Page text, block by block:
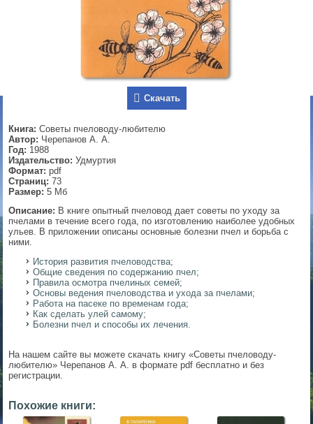
Скачать
Книга: Советы пчеловоду-любителю
Автор: Черепанов А. А.
Год: 1988
Издательство: Удмуртия
Формат: pdf
Страниц: 73
Размер: 5 Мб
Описание: В книге опытный пчеловод дает советы по уходу за
пчелами в течение всего года, по изготовлению наиболее удобных
ульев. В приложении описаны основные болезни пчел и борьба с
ними.
История развития пчеловодства;
Общие сведения по содержанию пчел;
Правила осмотра пчелиных семей;
Основы ведения пчеловодства и ухода за пчелами;
Работа на пасеке по временам года;
Как сделать улей самому;
Болезни пчел и способы их лечения.
На нашем сайте вы можете скачать книгу «Советы пчеловоду-
любителю» Черепанов А. А. в формате pdf бесплатно и без
регистрации.
Похожие книги:
▼
▼
▼
▼